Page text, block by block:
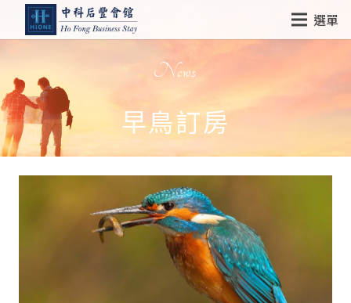
選單
News
早鳥訂房